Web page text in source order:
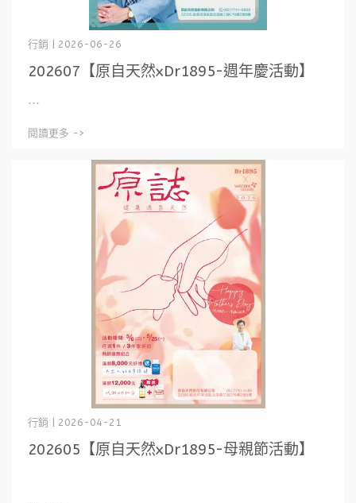
202607【原自天然xDr1895-週年慶活動】
行銷 | 2026-06-26
⋯
閱讀更多 ->
202605【原自天然xDr1895-母親節活動】
行銷 | 2026-04-21